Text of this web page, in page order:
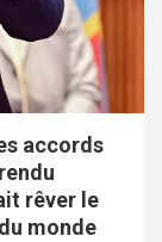
accords
rêver le
monde